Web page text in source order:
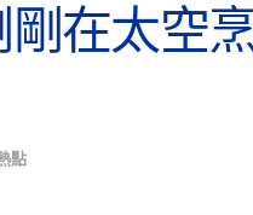
在太空
點